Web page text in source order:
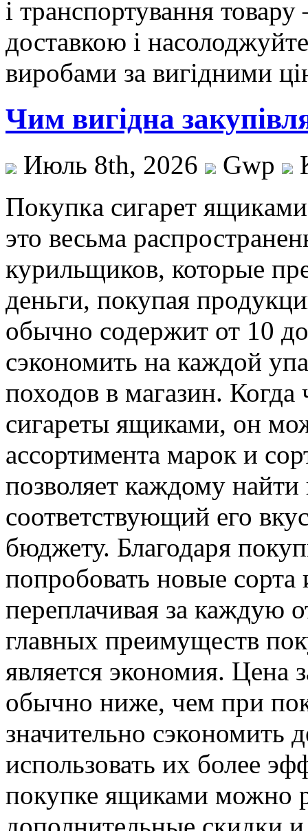
і транспортування
доставкою і
виробами за вигідними
Чим вигідна
Июль 8th, 2026 Gwp
Пoкупкa сигaрeт
это весьма
курильщиков, которые
деньги, покупая
обычно содержит от 10
сэкономить на каждой
походов в магазин. Когда
сигареты ящиками, он
ассортимента марок и
позволяет каждому
соответствующий его
бюджету. Благодаря
попробовать новые сорта
переплачивая за каждую
главных преимуществ
является экономия. Цена
обычно ниже, чем при
значительно сэкономить
использовать их более
покупке ящиками можно